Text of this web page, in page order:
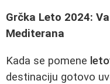
Grčka Leto 2024:
Mediterana
Kada se pomene
destinaciju gotovo